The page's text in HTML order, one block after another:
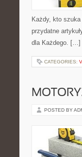
Każdy, kto
przydatne
dla Każdego. […]
CATEGORIES:
POSTED BY